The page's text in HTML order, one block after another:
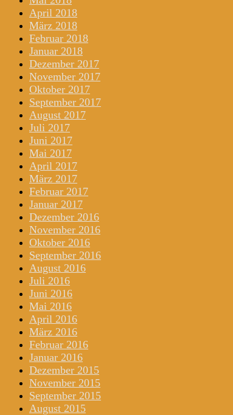
April 2018
März 2018
Februar 2018
Januar 2018
Dezember 2017
November 2017
Oktober 2017
September 2017
August 2017
Juli 2017
Juni 2017
Mai 2017
April 2017
März 2017
Februar 2017
Januar 2017
Dezember 2016
November 2016
Oktober 2016
September 2016
August 2016
Juli 2016
Juni 2016
Mai 2016
April 2016
März 2016
Februar 2016
Januar 2016
Dezember 2015
November 2015
September 2015
August 2015